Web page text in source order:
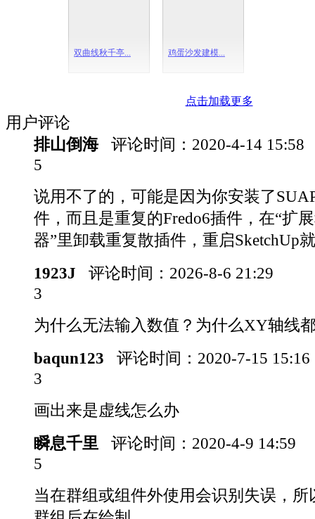
双曲线秋千亭... 鸡蛋沙发建模...
点击加载更多
用户评论
排山倒海
评论时间： 2020-4-14 15:58
5
说用不了的，可能是因为你安装了
件，而且是重复的Fredo6插件，在“扩
器”里卸载重复散插件，重启SketchUp
1923J
评论时间： 2026-8-6 21:29
3
为什么无法输入数值？为什么XY轴线
baqun123
评论时间： 2020-7-15
3
画出来是虚线怎么办
瞬息千里
评论时间： 2020-4-9 14:59
5
当在群组或组件外使用会识别失误，所